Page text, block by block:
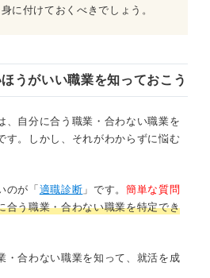
に付けておくべきでしょう。
うがいい職業を知っておこう
、自分に合う職業・合わない職業を
す。しかし、それがわからずに悩む
のが「 適職診断 」です。 簡単な質問
合う職業・合わない職業を特定でき
・合わない職業を知って、就活を成